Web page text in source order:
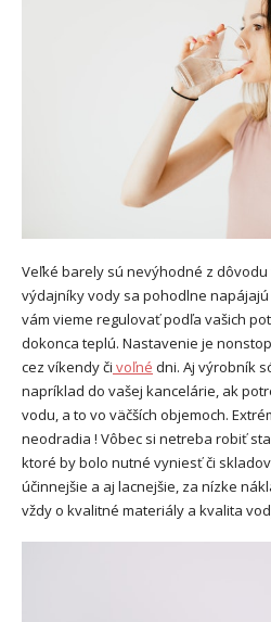
Veľké barely sú nevýhodné z
výdajníky vody sa pohodlne
vám vieme regulovať podľa vašich
dokonca teplú. Nastavenie je
cez víkendy či voľné dni. Aj výrobník
napríklad do vašej kancelárie, ak
vodu, a to vo väčších objemoch.
neodradia ! Vôbec si netreba robiť
ktoré by bolo nutné vyniesť či
účinnejšie a aj lacnejšie, za nízke
vždy o kvalitné materiály a kvalita